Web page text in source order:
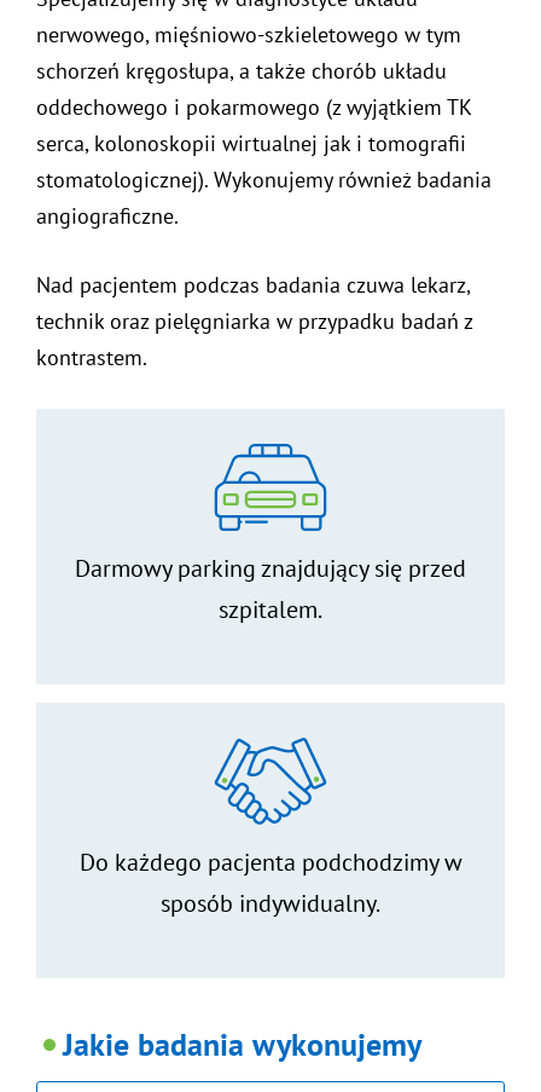
nerwowego, mięśniowo-szkieletowego w tym
schorzeń kręgosłupa, a także chorób układu
oddechowego i pokarmowego (z wyjątkiem TK
serca, kolonoskopii wirtualnej jak i tomografii
stomatologicznej). Wykonujemy również badania
angiograficzne.
Nad pacjentem podczas badania czuwa lekarz,
technik oraz pielęgniarka w przypadku badań z
kontrastem.
Darmowy parking znajdujący się przed
szpitalem.
Do każdego pacjenta podchodzimy w
sposób indywidualny.
Jakie badania wykonujemy